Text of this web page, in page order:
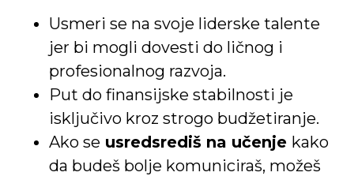
Usmeri se na svoje liderske talente
jer bi mogli dovesti do ličnog i
profesionalnog razvoja.
Put do finansijske stabilnosti je
isključivo kroz strogo budžetiranje.
Ako se usredsrediš na učenje kako
da budeš bolje komuniciraš, možeš